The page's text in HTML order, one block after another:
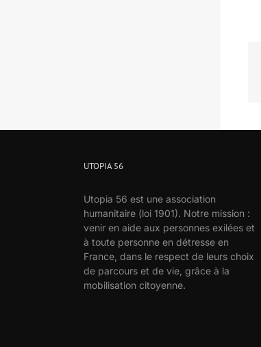
UTOPIA 56
Utopia 56 est une association
humanitaire (loi 1901). Notre mission :
venir en aide aux personnes exilées et
à toute personne en détresse en
France, dans le respect de leurs choix
de parcours et de vie, grâce à la
mobilisation citoyenne.